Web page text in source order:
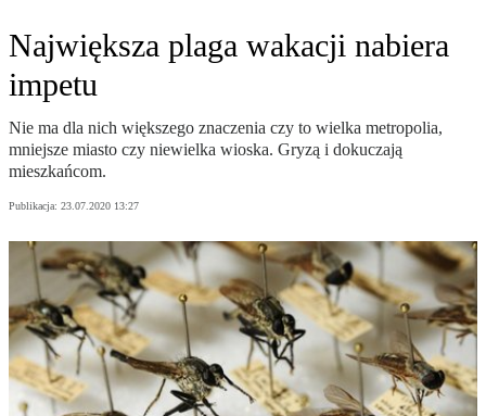
Największa plaga wakacji nabiera
impetu
Nie ma dla nich większego znaczenia czy to wielka metropolia,
mniejsze miasto czy niewielka wioska. Gryzą i dokuczają
mieszkańcom.
Publikacja: 23.07.2020 13:27